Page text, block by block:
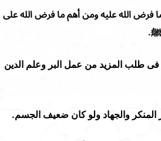
فرض الله عليه ومن أهم ما فرض الله على
ﷺ.
طلب المزيد من عمل البر وعلم الدين
والجهاد ولو كان ضعيف الجسم.